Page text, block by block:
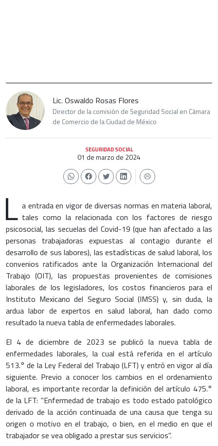
Lic. Oswaldo Rosas Flores
Director de la comisión de Seguridad Social en Cámara
de Comercio de la Ciudad de México
SEGURIDAD SOCIAL
01 de marzo de 2024
L a entrada en vigor de diversas normas en materia laboral,
tales como la relacionada con los factores de riesgo
psicosocial, las secuelas del Covid-19 (que han afectado a las
personas trabajadoras expuestas al contagio durante el
desarrollo de sus labores), las estadísticas de salud laboral, los
convenios ratificados ante la Organización Internacional del
Trabajo (OIT), las propuestas provenientes de comisiones
laborales de los legisladores, los costos financieros para el
Instituto Mexicano del Seguro Social (IMSS) y, sin duda, la
ardua labor de expertos en salud laboral, han dado como
resultado la nueva tabla de enfermedades laborales.
El 4 de diciembre de 2023 se publicó la nueva tabla de
enfermedades laborales, la cual está referida en el artículo
513.° de la Ley Federal del Trabajo (LFT) y entró en vigor al día
siguiente. Previo a conocer los cambios en el ordenamiento
laboral, es importante recordar la definición del artículo 475.°
de la LFT: "Enfermedad de trabajo es todo estado patológico
derivado de la acción continuada de una causa que tenga su
origen o motivo en el trabajo, o bien, en el medio en que el
trabajador se vea obligado a prestar sus servicios".